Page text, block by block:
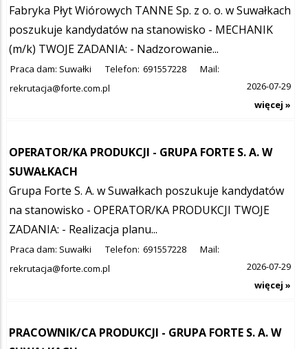
Fabryka Płyt Wiórowych TANNE Sp. z o. o. w Suwałkach
poszukuje kandydatów na stanowisko - MECHANIK
(m/k) TWOJE ZADANIA: - Nadzorowanie...
Praca dam: Suwałki Telefon: 691557228
Mail:
rekrutacja@forte.com.pl
2026-07-29
więcej »
OPERATOR/KA PRODUKCJI - GRUPA FORTE S. A. W
SUWAŁKACH
Grupa Forte S. A. w Suwałkach poszukuje kandydatów
na stanowisko - OPERATOR/KA PRODUKCJI TWOJE
ZADANIA: - Realizacja planu...
Praca dam: Suwałki Telefon: 691557228
Mail:
rekrutacja@forte.com.pl
2026-07-29
więcej »
PRACOWNIK/CA PRODUKCJI - GRUPA FORTE S. A. W